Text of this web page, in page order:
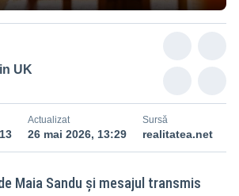
UK
Actualizat
26 mai 2026, 13:29
Sursă
realitatea.net
Maia Sandu și mesajul transmis